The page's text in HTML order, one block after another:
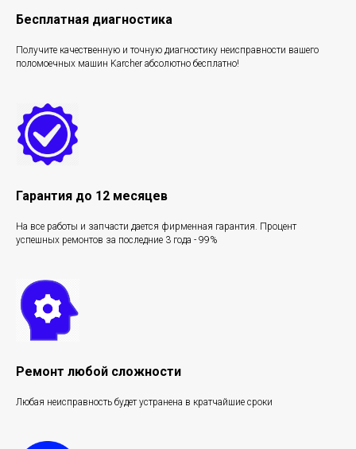
Бесплатная диагностика
Получите качественную и точную диагностику неисправности вашего
поломоечных машин Karcher абсолютно бесплатно!
Гарантия до 12 месяцев
На все работы и запчасти дается фирменная гарантия. Процент
успешных ремонтов за последние 3 года - 99%
Ремонт любой сложности
Любая неисправность будет устранена в кратчайшие сроки